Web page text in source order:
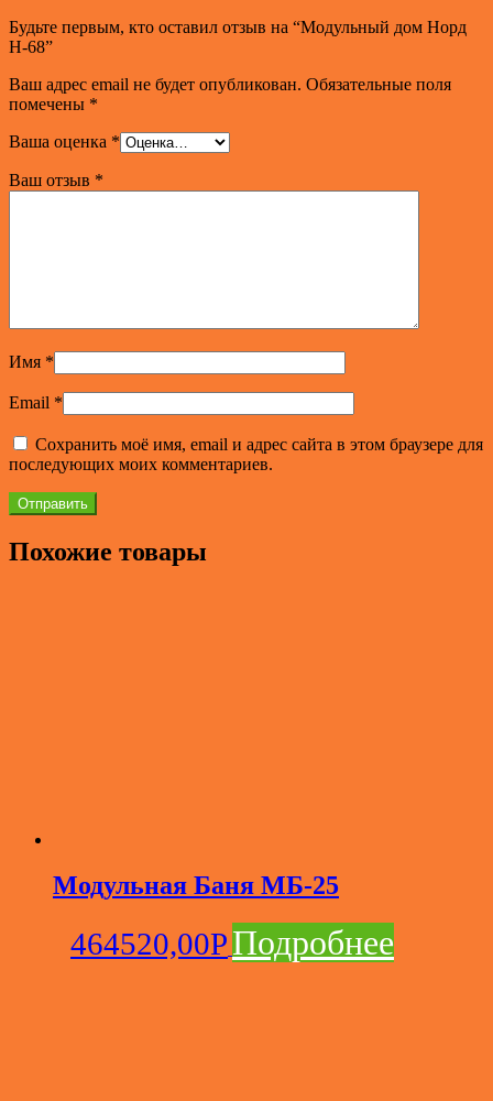
Будьте первым, кто оставил отзыв на “Модульный дом Норд
Н-68”
Ваш адрес email не будет опубликован. Обязательные поля
помечены *
Ваша оценка *
Ваш отзыв *
Имя *
Email *
Сохранить моё имя, email и адрес сайта в этом браузере для
последующих моих комментариев.
Похожие товары
Модульная Баня МБ-25
464520,00РПодробнее